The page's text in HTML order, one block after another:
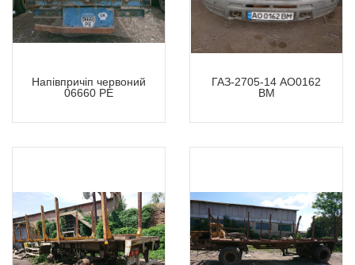
Напівпричіп червоний
06660 РЕ
ГАЗ-2705-14 АО0162
ВМ